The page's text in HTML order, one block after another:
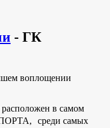
- ГК
воплощении
в самом
среди самых